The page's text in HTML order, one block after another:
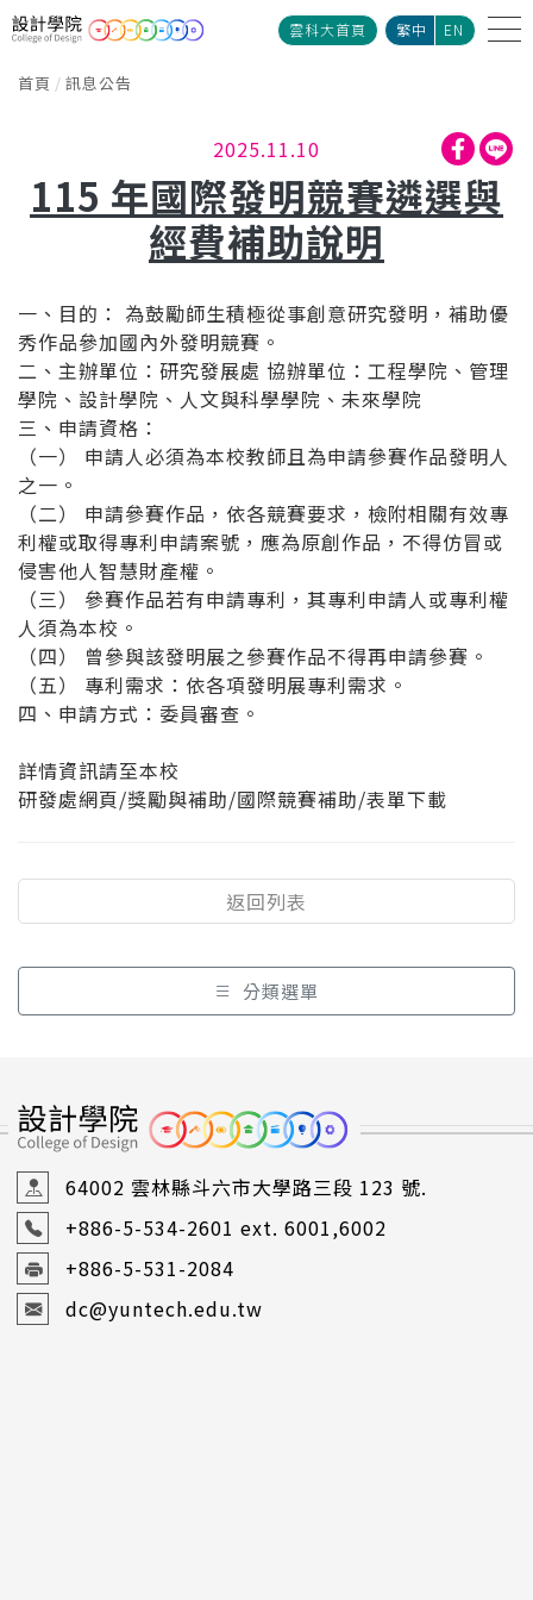
雲科大首頁 繁中 EN
首頁 訊息公告
分類選單
2025.11.10
115 年國際發明競賽遴選與
經費補助說明
一、目的： 為鼓勵師生積極從事創意研究發明，補助優
秀作品參加國內外發明競賽。
二、主辦單位：研究發展處 協辦單位：工程學院、管理
學院、設計學院、人文與科學學院、未來學院
三、申請資格：
（一） 申請人必須為本校教師且為申請參賽作品發明人
之一。
（二） 申請參賽作品，依各競賽要求，檢附相關有效專
利權或取得專利申請案號，應為原創作品，不得仿冒或
侵害他人智慧財產權。
（三） 參賽作品若有申請專利，其專利申請人或專利權
人須為本校。
（四） 曾參與該發明展之參賽作品不得再申請參賽。
（五） 專利需求：依各項發明展專利需求。
四、申請方式：委員審查。
詳情資訊請至本校
研發處網頁/獎勵與補助/國際競賽補助/表單下載
返回列表
64002 雲林縣斗六市大學路三段 123 號.
+886-5-534-2601 ext. 6001,6002
+886-5-531-2084
dc@yuntech.edu.tw